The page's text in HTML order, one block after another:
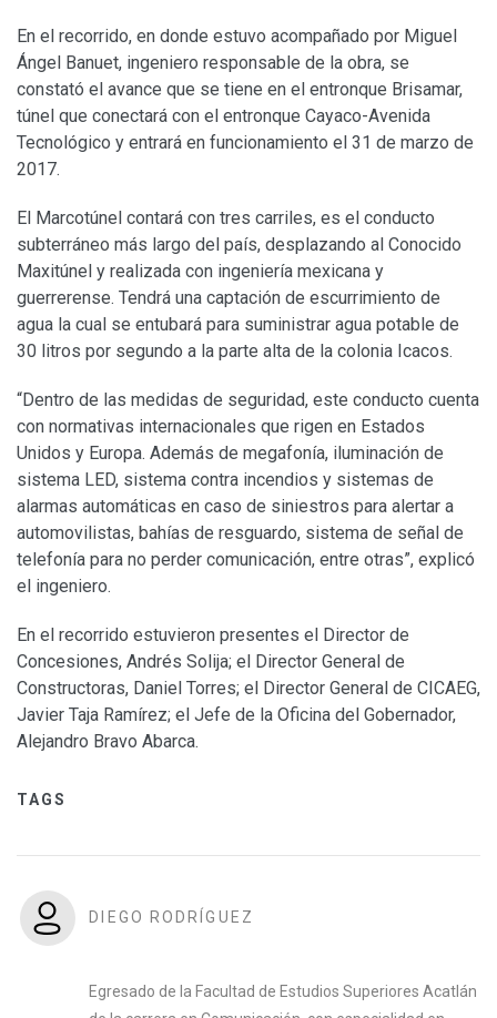
En el recorrido, en donde estuvo acompañado por Miguel
Ángel Banuet, ingeniero responsable de la obra, se
constató el avance que se tiene en el entronque Brisamar,
túnel que conectará con el entronque Cayaco-Avenida
Tecnológico y entrará en funcionamiento el 31 de marzo de
2017.
El Marcotúnel contará con tres carriles, es el conducto
subterráneo más largo del país, desplazando al Conocido
Maxitúnel y realizada con ingeniería mexicana y
guerrerense. Tendrá una captación de escurrimiento de
agua la cual se entubará para suministrar agua potable de
30 litros por segundo a la parte alta de la colonia Icacos.
“Dentro de las medidas de seguridad, este conducto cuenta
con normativas internacionales que rigen en Estados
Unidos y Europa. Además de megafonía, iluminación de
sistema LED, sistema contra incendios y sistemas de
alarmas automáticas en caso de siniestros para alertar a
automovilistas, bahías de resguardo, sistema de señal de
telefonía para no perder comunicación, entre otras”, explicó
el ingeniero.
En el recorrido estuvieron presentes el Director de
Concesiones, Andrés Solija; el Director General de
Constructoras, Daniel Torres; el Director General de CICAEG,
Javier Taja Ramírez; el Jefe de la Oficina del Gobernador,
Alejandro Bravo Abarca.
TAGS
DIEGO RODRÍGUEZ
Egresado de la Facultad de Estudios Superiores Acatlán